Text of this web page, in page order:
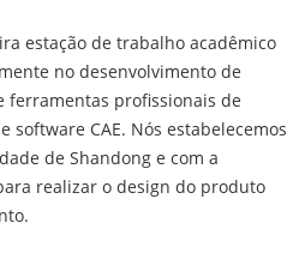
estação de trabalho acadêmico
no desenvolvimento de
ferramentas profissionais de
software CAE. Nós estabelecemos
de Shandong e com a
realizar o design do produto